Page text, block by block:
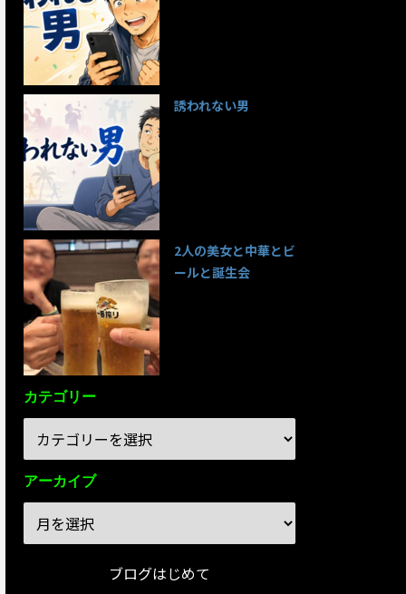
誘われない男
2人の美女と中華とビ
ールと誕生会
カテゴリー
アーカイブ
ブログはじめて